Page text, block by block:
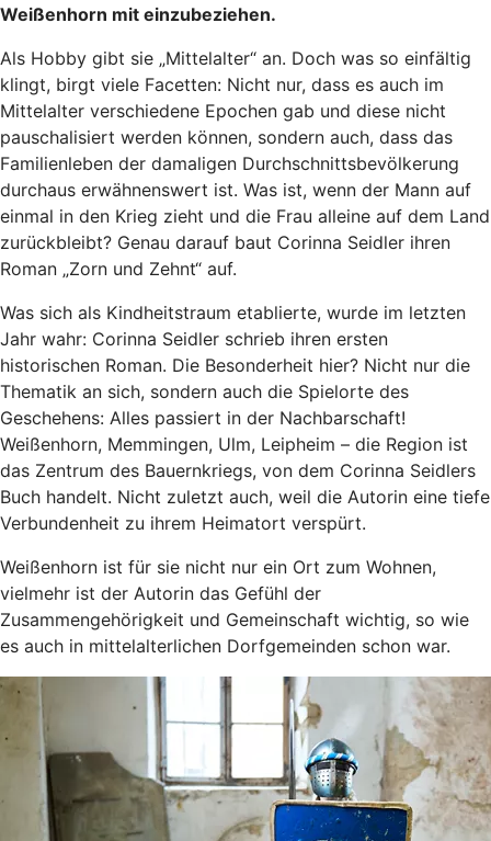
Weißenhorn mit einzubeziehen.
Als Hobby gibt sie „Mittelalter“ an. Doch was so einfältig
klingt, birgt viele Facetten: Nicht nur, dass es auch im
Mittelalter verschiedene Epochen gab und diese nicht
pauschalisiert werden können, sondern auch, dass das
Familienleben der damaligen Durchschnittsbevölkerung
durchaus erwähnenswert ist. Was ist, wenn der Mann auf
einmal in den Krieg zieht und die Frau alleine auf dem Land
zurückbleibt? Genau darauf baut Corinna Seidler ihren
Roman „Zorn und Zehnt“ auf.
Was sich als Kindheitstraum etablierte, wurde im letzten
Jahr wahr: Corinna Seidler schrieb ihren ersten
historischen Roman. Die Besonderheit hier? Nicht nur die
Thematik an sich, sondern auch die Spielorte des
Geschehens: Alles passiert in der Nachbarschaft!
Weißenhorn, Memmingen, Ulm, Leipheim – die Region ist
das Zentrum des Bauernkriegs, von dem Corinna Seidlers
Buch handelt. Nicht zuletzt auch, weil die Autorin eine tiefe
Verbundenheit zu ihrem Heimatort verspürt.
Weißenhorn ist für sie nicht nur ein Ort zum Wohnen,
vielmehr ist der Autorin das Gefühl der
Zusammengehörigkeit und Gemeinschaft wichtig, so wie
es auch in mittelalterlichen Dorfgemeinden schon war.